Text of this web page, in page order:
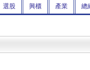
選股 興櫃 產業 總